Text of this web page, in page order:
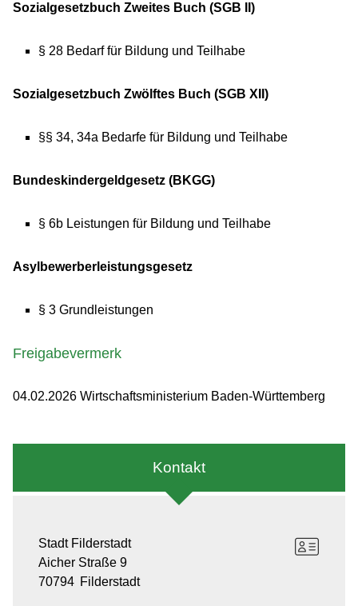
Sozialgesetzbuch Zweites Buch (SGB II)
§ 28 Bedarf für Bildung und Teilhabe
Sozialgesetzbuch Zwölftes Buch (SGB XII)
§§ 34, 34a Bedarfe für Bildung und Teilhabe
Bundeskindergeldgesetz (BKGG)
§ 6b Leistungen für Bildung und Teilhabe
Asylbewerberleistungsgesetz
§ 3 Grundleistungen
Freigabevermerk
04.02.2026 Wirtschaftsministerium Baden-Württemberg
Kontakt
Stadt Filderstadt
Aicher Straße 9
70794 Filderstadt